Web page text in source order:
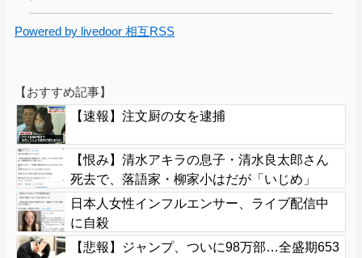
Powered by livedoor 相互RSS
【おすすめ記事】
【速報】注文厨の女を逮捕
【恨み】清水アキラの息子・清水良太郎さん
死去で、落語家・柳家小はだが「いじめ」
「暴行」被害告発
日本人女性インフルエンサー、ライブ配信中
に自殺
【悲報】ジャンプ、ついに98万部…全盛期653